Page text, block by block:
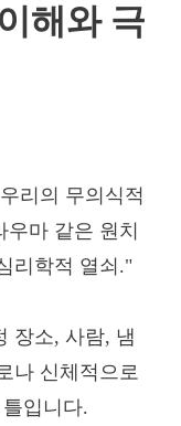
해와 극
장소, 사람, 냄
나 신체적으로
입니다.